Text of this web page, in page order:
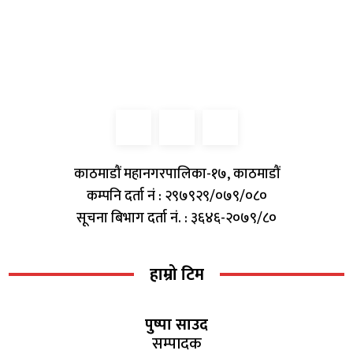
काठमाडौं महानगरपालिका-१७, काठमाडौं
कम्पनि दर्ता नं : २९७९२९/०७९/०८०
सूचना बिभाग दर्ता नं. : ३६४६-२०७९/८०
हाम्रो टिम
पुष्पा साउद
सम्पादक